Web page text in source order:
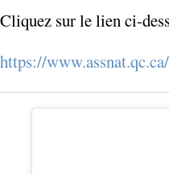
Cliquez sur le lien ci-
https://